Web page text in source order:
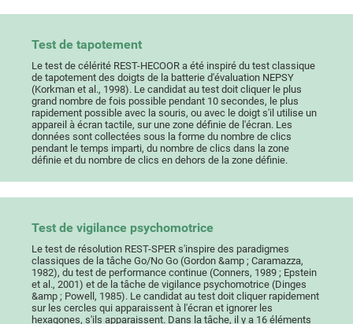
Test de tapotement
Le test de célérité REST-HECOOR a été inspiré du test classique
de tapotement des doigts de la batterie d'évaluation NEPSY
(Korkman et al., 1998). Le candidat au test doit cliquer le plus
grand nombre de fois possible pendant 10 secondes, le plus
rapidement possible avec la souris, ou avec le doigt s'il utilise un
appareil à écran tactile, sur une zone définie de l'écran. Les
données sont collectées sous la forme du nombre de clics
pendant le temps imparti, du nombre de clics dans la zone
définie et du nombre de clics en dehors de la zone définie.
Test de vigilance psychomotrice
Le test de résolution REST-SPER s'inspire des paradigmes
classiques de la tâche Go/No Go (Gordon &amp ; Caramazza,
1982), du test de performance continue (Conners, 1989 ; Epstein
et al., 2001) et de la tâche de vigilance psychomotrice (Dinges
&amp ; Powell, 1985). Le candidat au test doit cliquer rapidement
sur les cercles qui apparaissent à l'écran et ignorer les
hexagones, s'ils apparaissent. Dans la tâche, il y a 16 éléments